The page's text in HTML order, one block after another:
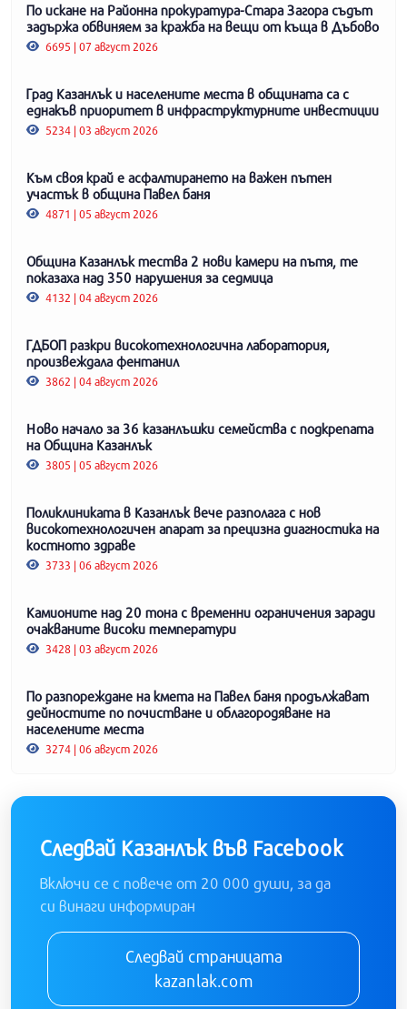
По искане на Районна прокуратура-Стара Загора съдът
задържа обвиняем за кражба на вещи от къща в Дъбово
6695 | 07 август 2026
Град Казанлък и населените места в общината са с
еднакъв приоритет в инфраструктурните инвестиции
5234 | 03 август 2026
Към своя край е асфалтирането на важен пътен
участък в община Павел баня
4871 | 05 август 2026
Община Казанлък тества 2 нови камери на пътя, те
показаха над 350 нарушения за седмица
4132 | 04 август 2026
ГДБОП разкри високотехнологична лаборатория,
произвеждала фентанил
3862 | 04 август 2026
Ново начало за 36 казанлъшки семейства с подкрепата
на Община Казанлък
3805 | 05 август 2026
Поликлиниката в Казанлък вече разполага с нов
високотехнологичен апарат за прецизна диагностика на
костното здраве
3733 | 06 август 2026
Камионите над 20 тона с временни ограничения заради
очакваните високи температури
3428 | 03 август 2026
По разпореждане на кмета на Павел баня продължават
дейностите по почистване и облагородяване на
населените места
3274 | 06 август 2026
Следвай Казанлък във Facebook
Включи се с повече от 20 000 души, за да
си винаги информиран
Следвай страницата
kazanlak.com